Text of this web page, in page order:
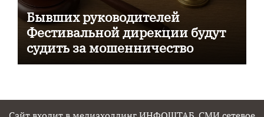
Бывших руководителей
Фестивальной дирекции будут
судить за мошенничество